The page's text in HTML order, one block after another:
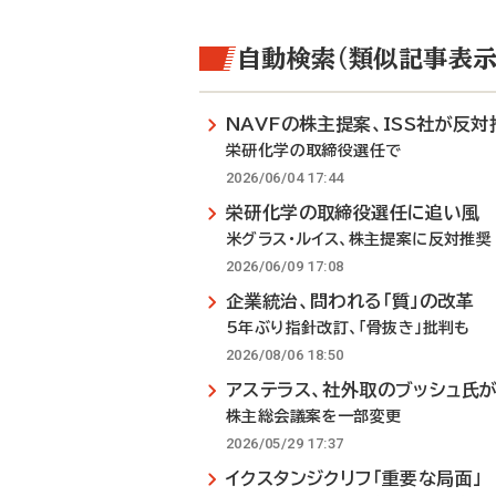
自動検索（類似記事表示
NAVFの株主提案、ISS社が反対
栄研化学の取締役選任で
2026/06/04 17:44
栄研化学の取締役選任に追い風
米グラス・ルイス、株主提案に反対推奨
2026/06/09 17:08
企業統治、問われる「質」の改革
5年ぶり指針改訂、「骨抜き」批判も
2026/08/06 18:50
アステラス、社外取のブッシュ氏
株主総会議案を一部変更
2026/05/29 17:37
イクスタンジクリフ「重要な局面」